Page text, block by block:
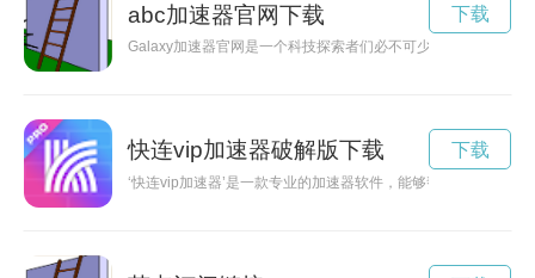
abc加速器官网下载
Galaxy加速器官网是一个科技探索者们必不可少的平台，它为
下载
快连vip加速器破解版下载
‘快连vip加速器’是一款专业的加速器软件，能够帮助用户快速
下载